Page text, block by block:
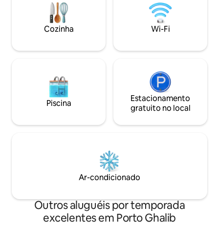
é plana, arenosa, sem espreguiçadeiras.
Vaso sanitário, chuveiros e bar com tudo
incluso. Fica a poucos minutos a pé da
Cozinha Wi-Fi
Piscina
Estacionamento
gratuito no local
Ar-condicionado
Outros aluguéis por temporada
excelentes em Porto Ghalib